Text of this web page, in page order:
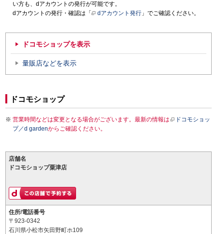
い方も、dアカウントの発行が可能です。
dアカウントの発行・確認は「
dアカウント発行 」でご確認ください。
ドコモショップを表示
量販店などを表示
ドコモショップ
営業時間などは変更となる場合がございます。最新の情報は
ドコモショッ
プ／d gardenからご確認ください。
店舗名
ドコモショップ粟津店
住所/電話番号
〒923-0342
石川県小松市矢田野町ホ109